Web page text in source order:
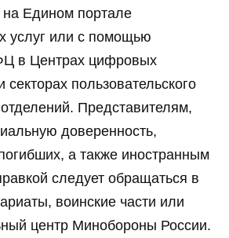
на Едином портале
услуг или с помощью
в Центрах цифровых
секторах пользовательского
Представителям,
доверенность,
а также иностранным
следует обращаться в
воинские части или
центр Минобороны России.